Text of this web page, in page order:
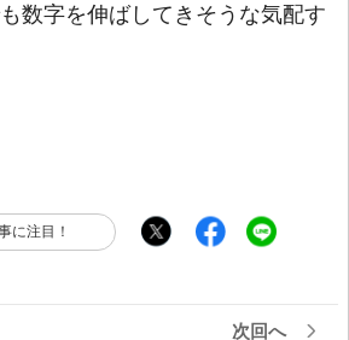
数字を伸ばしてきそうな気配す
に注目！
次回へ